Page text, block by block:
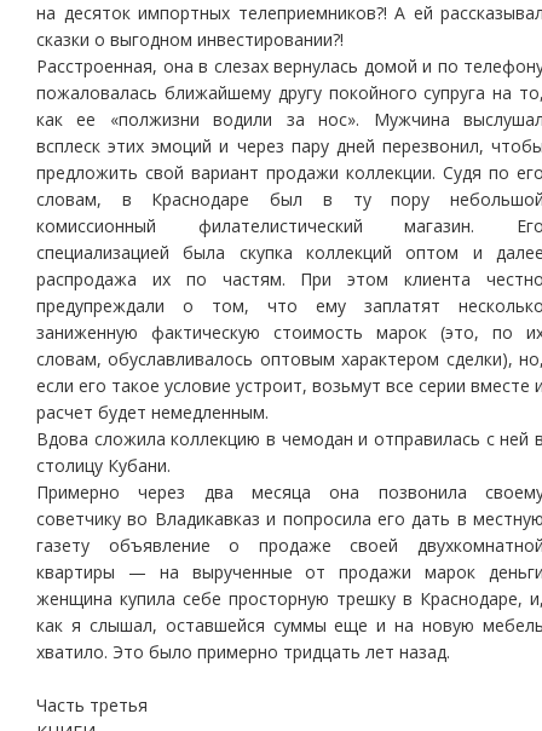
на десяток импортных телеприемников?! А ей
сказки о выгодном инвестировании?!
Расстроенная, она в слезах вернулась домой и по
пожаловалась ближайшему другу покойного супруга на
как ее «полжизни водили за нос». Мужчина
всплеск этих эмоций и через пару дней перезвонил,
предложить свой вариант продажи коллекции. Судя по
словам, в Краснодаре был в ту пору
комиссионный филателистический магазин.
специализацией была скупка коллекций оптом и
распродажа их по частям. При этом клиента
предупреждали о том, что ему заплатят
заниженную фактическую стоимость марок (это, по
словам, обуславливалось оптовым характером сделки),
если его такое условие устроит, возьмут все серии вместе
расчет будет немедленным.
Вдова сложила коллекцию в чемодан и отправилась с ней
столицу Кубани.
Примерно через два месяца она позвонила
советчику во Владикавказ и попросила его дать в
газету объявление о продаже своей
квартиры — на вырученные от продажи марок
женщина купила себе просторную трешку в Краснодаре,
как я слышал, оставшейся суммы еще и на новую
хватило. Это было примерно тридцать лет назад.
Часть третья